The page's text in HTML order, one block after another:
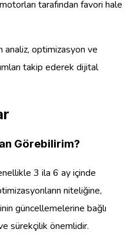
tarafından favori hale
analiz, optimizasyon ve
takip ederek dijital
Görebilirim?
3 ila 6 ay içinde
niteliğine,
güncellemelerine bağlı
sürekçilik önemlidir.